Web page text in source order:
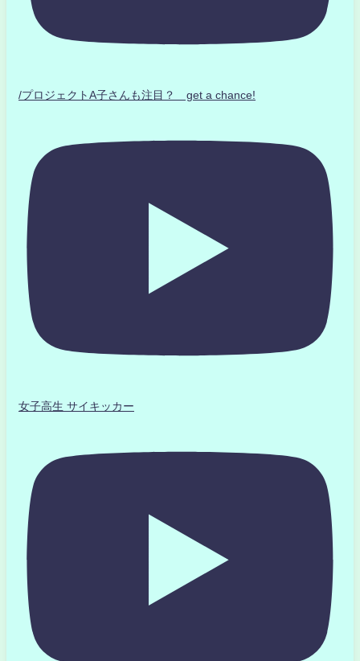
/プロジェクトA子さんも注目？ get a chance!
女子高生 サイキッカー